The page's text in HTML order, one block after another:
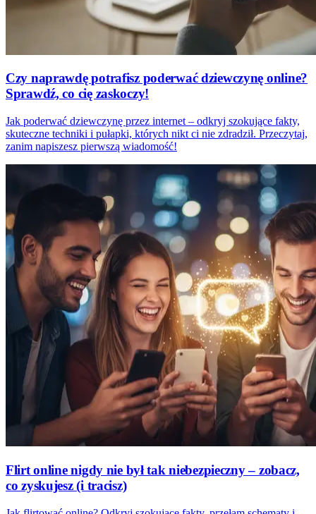
Czy naprawdę potrafisz poderwać dziewczynę online?
Sprawdź, co cię zaskoczy!
Jak poderwać dziewczynę przez internet – odkryj szokujące fakty,
skuteczne techniki i pułapki, których nikt ci nie zdradził. Przeczytaj,
zanim napiszesz pierwszą wiadomość!
Flirt online nigdy nie był tak niebezpieczny – zobacz,
co zyskujesz (i tracisz)